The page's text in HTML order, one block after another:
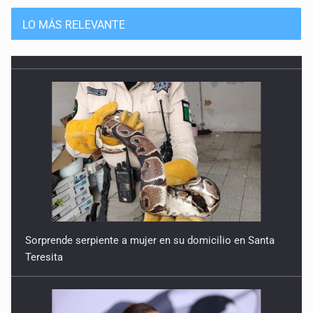
13 de Julio de 2026
No hay problema de salud
11 de Julio de 2026
Detienen en Tlajomulco a hombre con dos armas de fuego
y más de 50 cartuchos
10 de Julio de 2026
Instalan mesa de seguridad para conductores de ERT
9 de Julio de 2026
Que tiradero
Detienen a conductor por amenazar con arma tras
LO MÁS RELEVANTE
Teresita